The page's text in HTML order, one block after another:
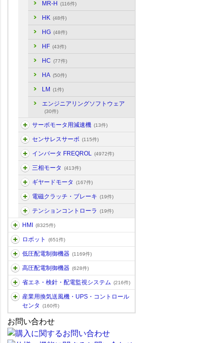
MR-H (116件)
HK (48件)
HG (48件)
HF (43件)
HC (77件)
HA (50件)
LM (1件)
エンジニアリングソフトウェア
(30件)
サーボモータ用減速機 (13件)
センサレスサーボ (115件)
インバータ FREQROL (4972件)
三相モータ (413件)
ギヤードモータ (167件)
電磁クラッチ・ブレーキ (19件)
テンションコントローラ (19件)
HMI (8325件)
ロボット (651件)
低圧配電制御機器 (1169件)
高圧配電制御機器 (628件)
省エネ・検針・配電監視システム (216件)
産業用換気送風機・UPS・コントロール
センタ
(160件)
お問い合わせ